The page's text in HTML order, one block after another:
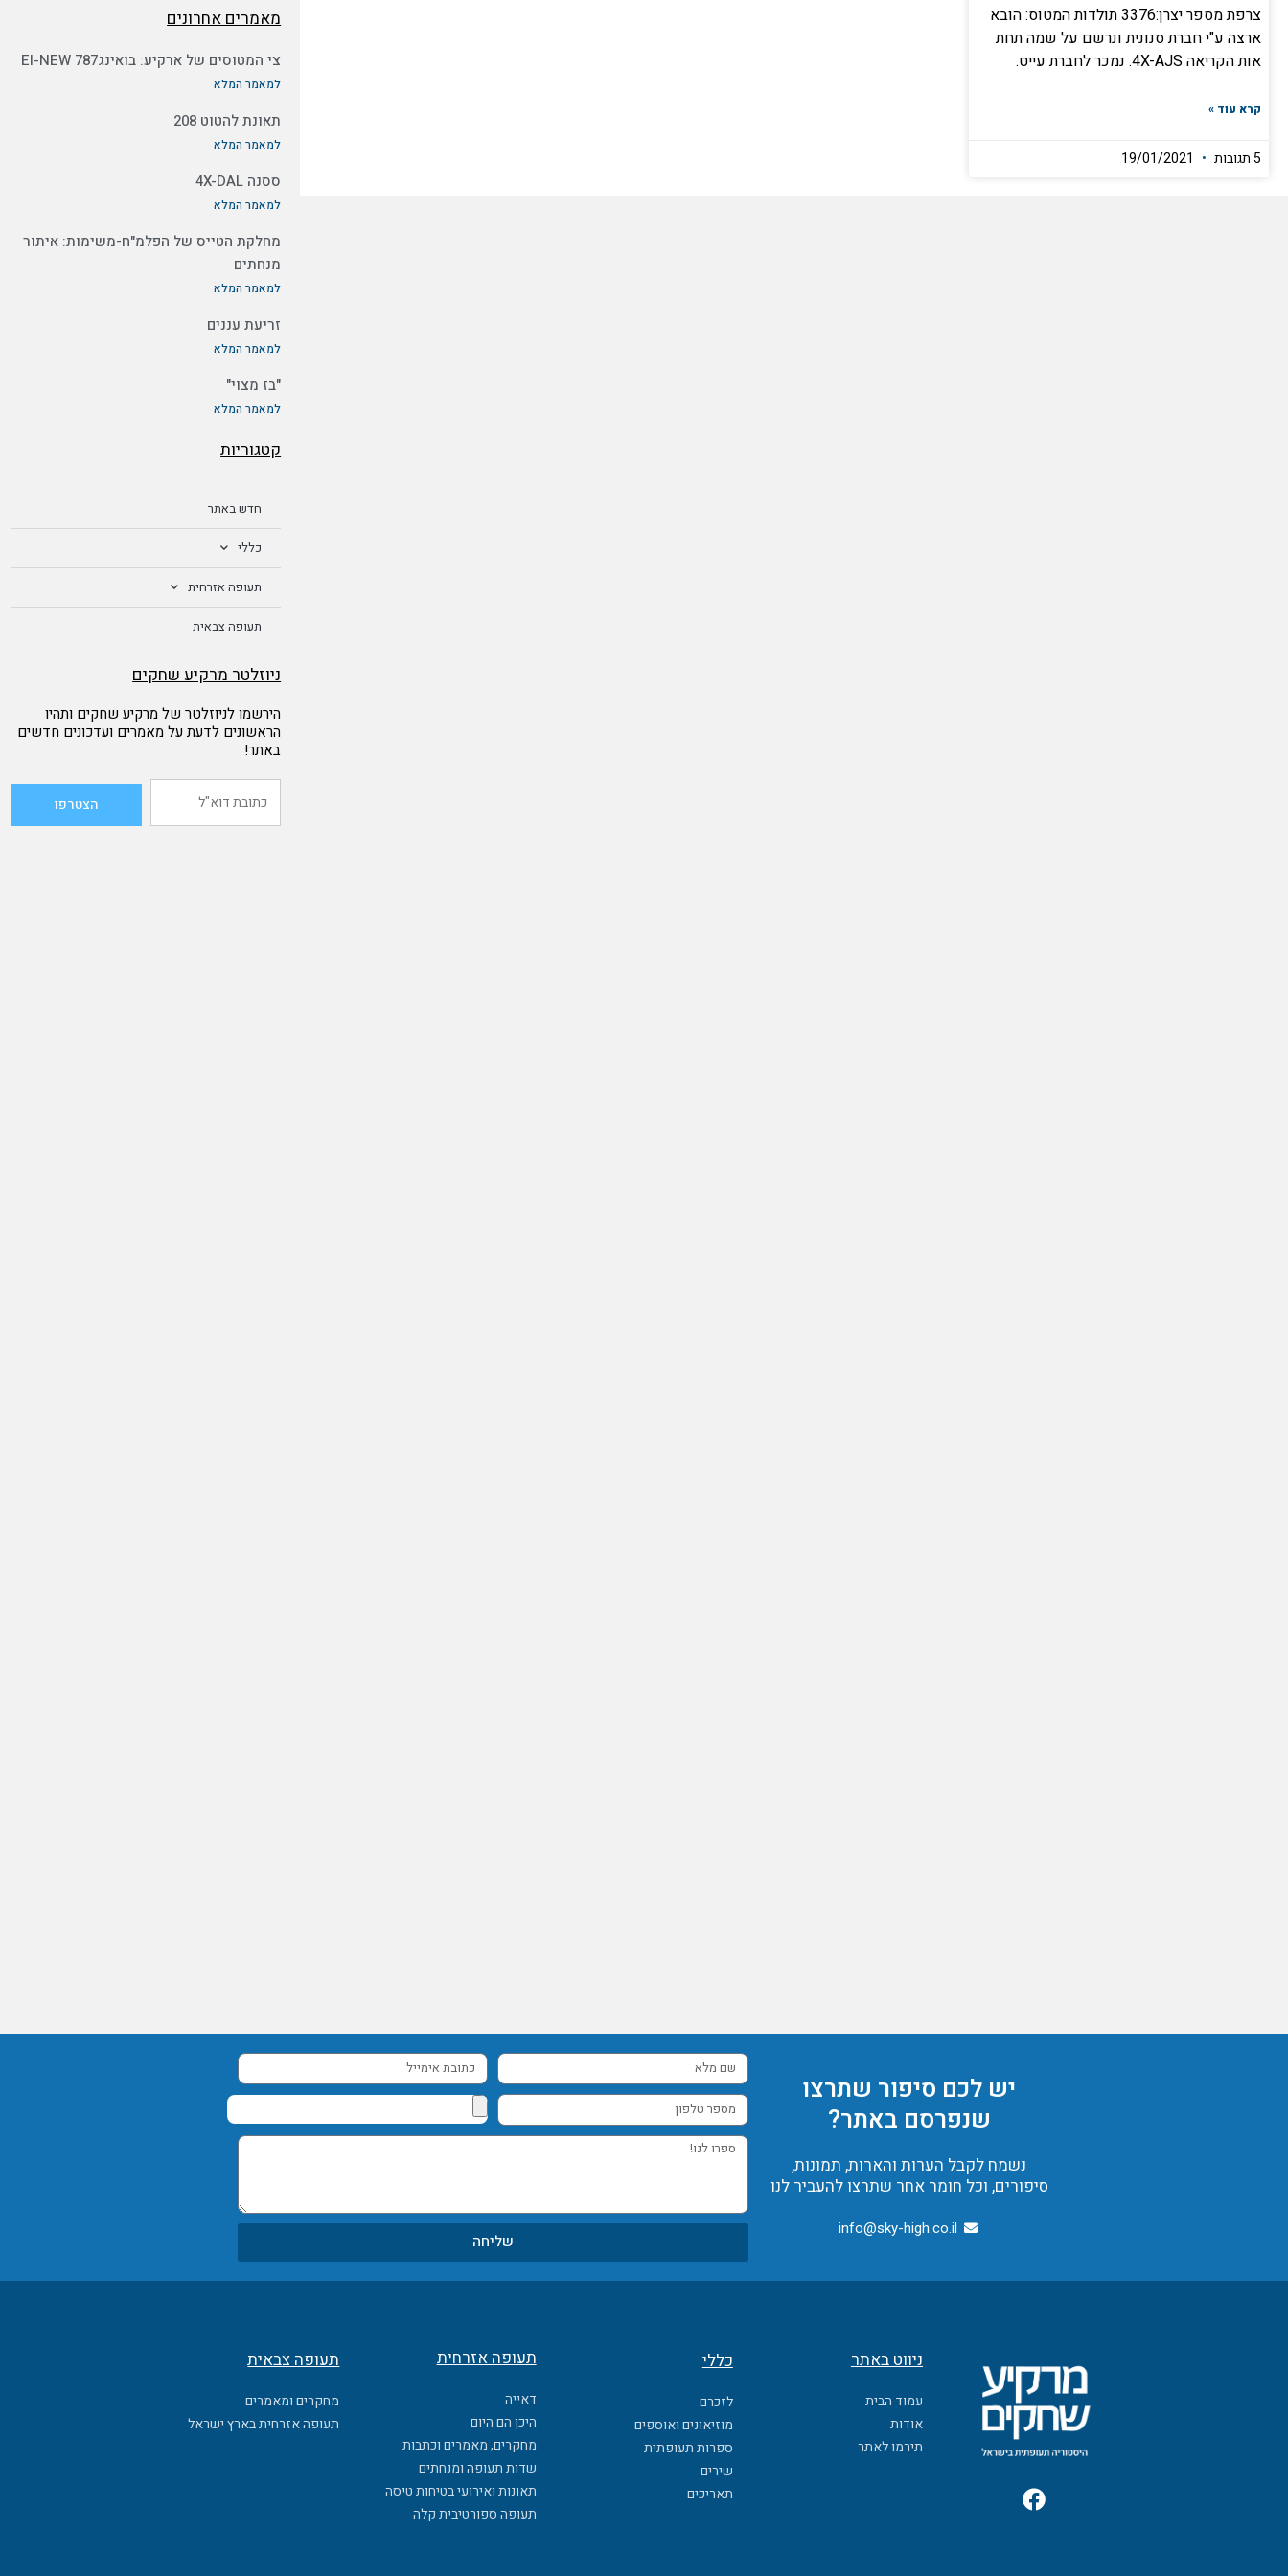
צרפת מספר יצרן:3376 תולדות המטוס: הובא
ארצה ע"י חברת סנונית ונרשם על שמה תחת
אות הקריאה 4X-AJS. נמכר לחברת עייט.
קרא עוד »
5 תגובות
מאמרים אחרונים
צי המטוסים של ארקיע: בואינג787 EI-NEW
למאמר המלא
תאונת להטוט 208
למאמר המלא
ססנה 4X-DAL
למאמר המלא
מחלקת הטייס של הפלמ"ח-משימות: איתור
מנחתים
למאמר המלא
זריעת עננים
למאמר המלא
"בז מצוי"
למאמר המלא
קטגוריות
חדש באתר
כללי
תעופה אזרחית
תעופה צבאית
ניוזלטר מרקיע שחקים
הירשמו לניוזלטר של מרקיע שחקים ותהיו
הראשונים לדעת על מאמרים ועדכונים חדשים
באתר!
יש לכם סיפור שתרצו
שנפרסם באתר?
נשמח לקבל הערות והארות, תמונות,
סיפורים, וכל חומר אחר שתרצו להעביר לנו
info@sky-high.co.il
שם
מלא
כתובת
אימייל
מספר
טלפון
ספרו
שליחה
F
a
ניווט באתר
עמוד הבית
אודות
תירמו לאתר
כללי
לזכרם
מוזיאונים ואוספים
ספרות תעופתית
שירים
תאריכים
תעופה אזרחית
דאייה
היכן הם היום
מחקרים, מאמרים וכתבות
שדות תעופה ומנחתים
תאונות ואירועי בטיחות טיסה
תעופה ספורטיבית קלה
תעופה צבאית
מחקרים ומאמרים
תעופה אזרחית בארץ ישראל